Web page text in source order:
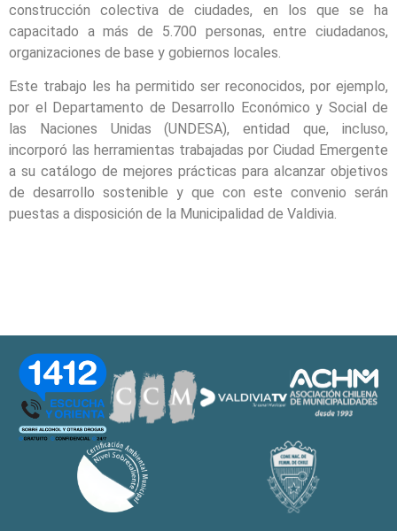
construcción colectiva de ciudades, en los que se ha
capacitado a más de 5.700 personas, entre ciudadanos,
organizaciones de base y gobiernos locales.
Este trabajo les ha permitido ser reconocidos, por ejemplo,
por el Departamento de Desarrollo Económico y Social de
las Naciones Unidas (UNDESA), entidad que, incluso,
incorporó las herramientas trabajadas por Ciudad Emergente
a su catálogo de mejores prácticas para alcanzar objetivos
de desarrollo sostenible y que con este convenio serán
puestas a disposición de la Municipalidad de Valdivia.